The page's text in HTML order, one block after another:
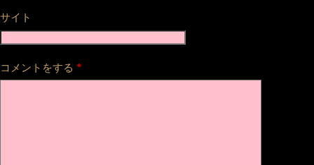
サイト
コメントをする *